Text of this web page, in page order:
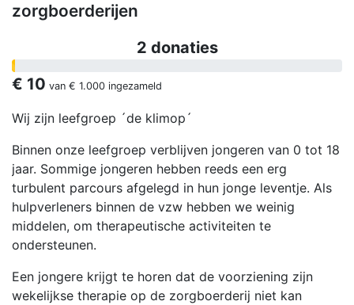
zorgboerderijen
2 donaties
€ 10 van € 1.000 ingezameld
Wij zijn leefgroep ´de klimop´
Binnen onze leefgroep verblijven jongeren van 0 tot 18
jaar. Sommige jongeren hebben reeds een erg
turbulent parcours afgelegd in hun jonge leventje. Als
hulpverleners binnen de vzw hebben we weinig
middelen, om therapeutische activiteiten te
ondersteunen.
Een jongere krijgt te horen dat de voorziening zijn
wekelijkse therapie op de zorgboerderij niet kan